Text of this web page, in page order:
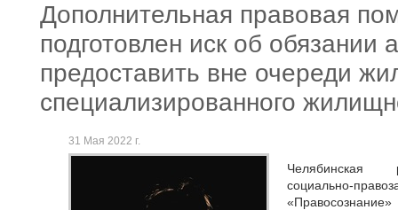
Дополнительная правовая
подготовлен иск об обязании
предоставить вне очереди
специализированного
31 Мая 2022 г.
Челябинская
социально-